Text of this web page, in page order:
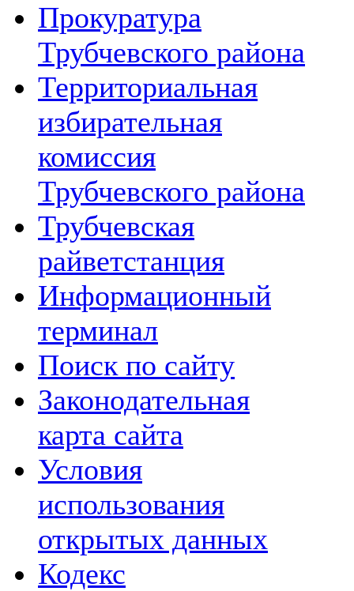
Прокуратура
Трубчевского района
Территориальная
избирательная
комиссия
Трубчевского района
Трубчевская
райветстанция
Информационный
терминал
Поиск по сайту
Законодательная
карта сайта
Условия
использования
открытых данных
Кодекс